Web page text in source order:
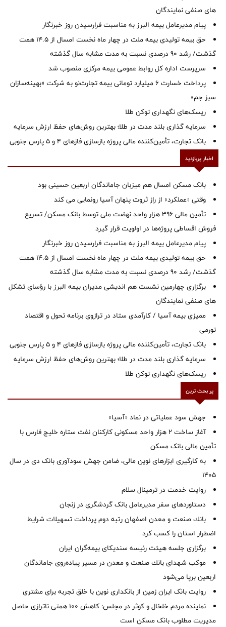
های صنفی نمایندگان
پیام مدیرعامل بیمه البرز به مناسبت فرارسیدن روز خبرنگار
حق بیمه تولیدی بیمه ملت در چهار ماه نخست امسال از 14.5 همت
گذشت/ رشد 90 درصدی نسبت به مدت مشابه سال گذشته
سرپرست اداره كل روابط عمومی بیمه مركزی منصوب شد
پرداخت خسارت ۶ میلیارد تومانی بیمه تجارت‌نو به شرکت «بهینه‌سازان
سبز جم»
ریسک‌های نگهداری توکن طلا
سرمایه گذاری بلند مدت در طلا؛ بهترین روش‌های حفظ ارزش سرمایه
بانک تجارت، تأمین‌کننده مالی پروژه بازسازی فازهای ۴ و ۵ پارس جنوبی
اخبار پربازدید
بانک مسکن امسال هم میزبان جاماندگان اربعین حسینی بود
وقتی «عملکرد» از راز ثروت پنهان آسیا رونمایی می کند
تأمین مالی ۳۹۶ هزار واحد نهضت ملی توسط بانک مسکن/ تسریع
فروش اقساطی پروژه‌ها در اولویت قرار گیرد
پیام مدیرعامل بیمه البرز به مناسبت فرارسیدن روز خبرنگار
حق بیمه تولیدی بیمه ملت در چهار ماه نخست امسال از 14.5 همت
گذشت/ رشد 90 درصدی نسبت به مدت مشابه سال گذشته
برگزاری چهارمین نشست هم اندیشی مدیران بیمه البرز با رؤسای تشکل
های صنفی نمایندگان
ممیزی بیمه آسیا / کارآمدی ستاد در ترازوی برنامه تحول و اقتصاد
تورمی
بانک تجارت، تأمین‌کننده مالی پروژه بازسازی فازهای ۴ و ۵ پارس جنوبی
سرمایه گذاری بلند مدت در طلا؛ بهترین روش‌های حفظ ارزش سرمایه
ریسک‌های نگهداری توکن طلا
پر بحث ترین
جهش سود عملیاتی در نماد «آسیا»
آغاز ساخت ۲ هزار واحد مسکونی کارکنان نفت ستاره خلیج فارس با
تأمین مالی بانک مسکن
به کارگیری ابزارهای نوین مالی، ضامن جهش سودآوری بانک دی در سال
1405
روایت خدمت در ترمینال سلام
دستاوردهای سفر مدیرعامل بانک گردشگری در زنجان
بانك صنعت و معدن اصفهان رتبه دوم پرداخت تسهیلات شرایط
اضطرار استان را كسب كرد
برگزاری جلسه هیئت رئیسه سندیکای بیمه‌گران ایران
موكب شهدای بانك صنعت و معدن در مسیر پیاده‌روی جاماندگان
اربعین برپا می‌شود
روایت بانک ایران زمین از بانکداری نوین با خلق تجربه برای مشتری
نماینده مردم خلخال و کوثر در مجلس: کاهش ۱۰۰ همتی ناترازی حاصل
مدیریت مطلوب بانک مسکن است